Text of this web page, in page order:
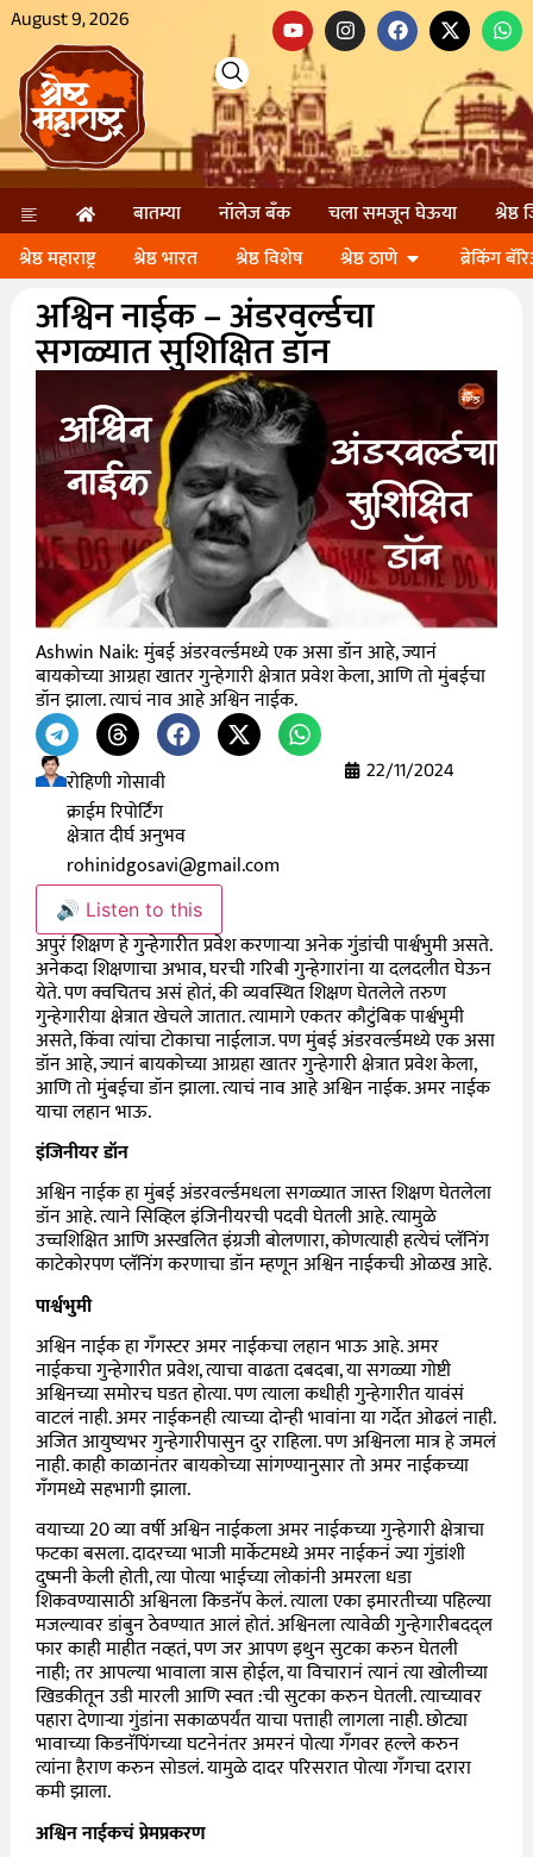
August 9, 2026
बातम्या नॉलेज बॅंक चला समजून घेऊया
श्रेष्ठ
श्रेष्ठ महाराष्ट्र
श्रेष्ठ भारत श्रेष्ठ विशेष श्रेष्ठ ठाणे ब्रेकिंग
अश्विन नाईक – अंडरवर्ल्डचा
सगळ्यात सुशिक्षित डॉन
Ashwin Naik: मुंबई अंडरवर्ल्डमध्ये एक असा डॉन आहे, ज्यानं
बायकोच्या आग्रहा खातर गुन्हेगारी क्षेत्रात प्रवेश केला, आणि तो मुंबईचा
डॉन झाला. त्याचं नाव आहे अश्विन नाईक.
रोहिणी गोसावी
क्राईम रिपोर्टिंग
क्षेत्रात दीर्घ अनुभव
rohinidgosavi@gmail.com
22/11/2024
🔊 Listen to this
अपुरं शिक्षण हे गुन्हेगारीत प्रवेश करणाऱ्या अनेक गुंडांची पार्श्वभुमी असते.
अनेकदा शिक्षणाचा अभाव, घरची गरिबी गुन्हेगारांना या दलदलीत घेऊन
येते. पण क्वचितच असं होतं, की व्यवस्थित शिक्षण घेतलेले तरुण
गुन्हेगारीया क्षेत्रात खेचले जातात. त्यामागे एकतर कौटुंबिक पार्श्वभुमी
असते, किंवा त्यांचा टोकाचा नाईलाज. पण मुंबई अंडरवर्ल्डमध्ये एक असा
डॉन आहे, ज्यानं बायकोच्या आग्रहा खातर गुन्हेगारी क्षेत्रात प्रवेश केला,
आणि तो मुंबईचा डॉन झाला. त्याचं नाव आहे अश्विन नाईक. अमर नाईक
याचा लहान भाऊ.
इंजिनीयर डॉन
अश्विन नाईक हा मुंबई अंडरवर्ल्डमधला सगळ्यात जास्त शिक्षण घेतलेला
डॉन आहे. त्याने सिव्हिल इंजिनीयरची पदवी घेतली आहे. त्यामुळे
उच्चशिक्षित आणि अस्खलित इंग्रजी बोलणारा, कोणत्याही हत्येचं प्लॅनिंग
काटेकोरपण प्लॅनिंग करणाचा डॉन म्हणून अश्विन नाईकची ओळख आहे.
पार्श्वभुमी
अश्विन नाईक हा गँगस्टर अमर नाईकचा लहान भाऊ आहे. अमर
नाईकचा गुन्हेगारीत प्रवेश, त्याचा वाढता दबदबा, या सगळ्या गोष्टी
अश्विनच्या समोरच घडत होत्या. पण त्याला कधीही गुन्हेगारीत यावंसं
वाटलं नाही. अमर नाईकनही त्याच्या दोन्ही भावांना या गर्देत ओढलं नाही.
अजित आयुष्यभर गुन्हेगारीपासुन दुर राहिला. पण अश्विनला मात्र हे जमलं
नाही. काही काळानंतर बायकोच्या सांगण्यानुसार तो अमर नाईकच्या
गँगमध्ये सहभागी झाला.
वयाच्या 20 व्या वर्षी अश्विन नाईकला अमर नाईकच्या गुन्हेगारी क्षेत्राचा
फटका बसला. दादरच्या भाजी मार्केटमध्ये अमर नाईकनं ज्या गुंडांशी
दुष्मनी केली होती, त्या पोत्या भाईच्या लोकांनी अमरला धडा
शिकवण्यासाठी अश्विनला किडनॅप केलं. त्याला एका इमारतीच्या पहिल्या
मजल्यावर डांबुन ठेवण्यात आलं होतं. अश्विनला त्यावेळी गुन्हेगारीबदद्ल
फार काही माहीत नव्हतं, पण जर आपण इथुन सुटका करुन घेतली
नाही; तर आपल्या भावाला त्रास होईल, या विचारानं त्यानं त्या खोलीच्या
खिडकीतून उडी मारली आणि स्वत :ची सुटका करुन घेतली. त्याच्यावर
पहारा देणाऱ्या गुंडांना सकाळपर्यंत याचा पत्ताही लागला नाही. छोट्या
भावाच्या किडनॅपिंगच्या घटनेनंतर अमरनं पोत्या गँगवर हल्ले करुन
त्यांना हैराण करुन सोडलं. यामुळे दादर परिसरात पोत्या गँगचा दरारा
कमी झाला.
अश्विन नाईकचं प्रेमप्रकरण